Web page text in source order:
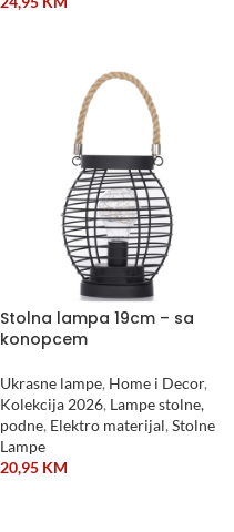
Stolna lampa 19cm – sa
konopcem
Ukrasne lampe, Home i Decor,
Kolekcija 2026, Lampe stolne,
podne, Elektro materijal, Stolne
Lampe
20,95 KM